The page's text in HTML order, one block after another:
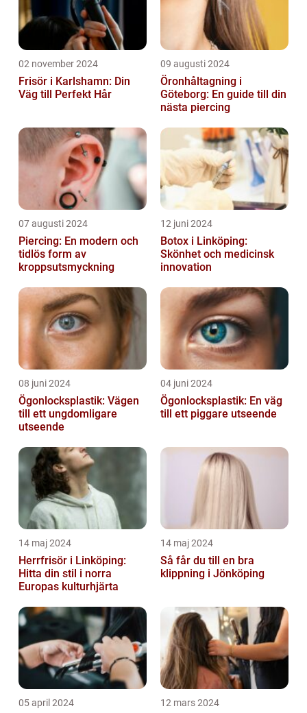
02 november 2024
Frisör i Karlshamn: Din
Väg till Perfekt Hår
09 augusti 2024
Öronhåltagning i
Göteborg: En guide till din
nästa piercing
07 augusti 2024
Piercing: En modern och
tidlös form av
kroppsutsmyckning
12 juni 2024
Botox i Linköping:
Skönhet och medicinsk
innovation
08 juni 2024
Ögonlocksplastik: Vägen
till ett ungdomligare
utseende
04 juni 2024
Ögonlocksplastik: En väg
till ett piggare utseende
14 maj 2024
Herrfrisör i Linköping:
Hitta din stil i norra
Europas kulturhjärta
14 maj 2024
Så får du till en bra
klippning i Jönköping
05 april 2024 12 mars 2024